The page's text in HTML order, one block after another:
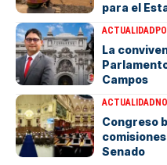
para el
ACTUALIDAD
La
Campos
ACTUALIDAD
Congreso
Senado